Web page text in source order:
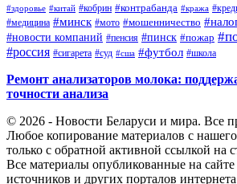
#здоровье #китай #кобрин #контрабанда #кража
#медицина #минск #мото #мошенничество
#новости компаний #пенсия #пинск #пожар
#россия #сигарета #суд #сша #футбол #школа
Ремонт анализаторов молока:
точности анализа
© 2026 - Новости Беларуси и мира. Все
Любое копирование материалов с нашего
только с обратной активной ссылкой на
Все материалы опубликованные на
источников и других порталов